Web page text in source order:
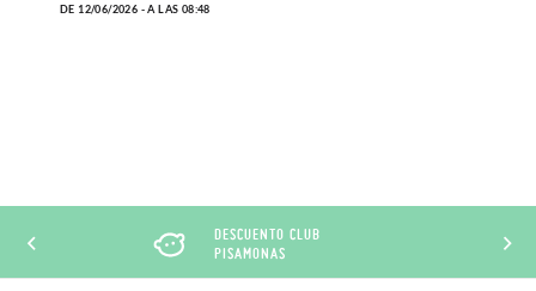
DE 12/06/2026 - A LAS 08:48
DESCUENTO CLUB
PISAMONAS